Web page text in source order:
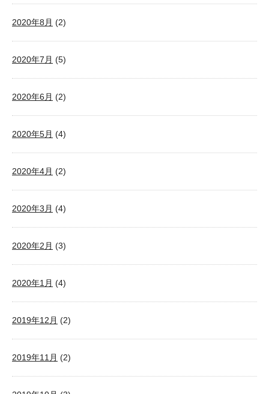
2020年8月 (2)
2020年7月 (5)
2020年6月 (2)
2020年5月 (4)
2020年4月 (2)
2020年3月 (4)
2020年2月 (3)
2020年1月 (4)
2019年12月 (2)
2019年11月 (2)